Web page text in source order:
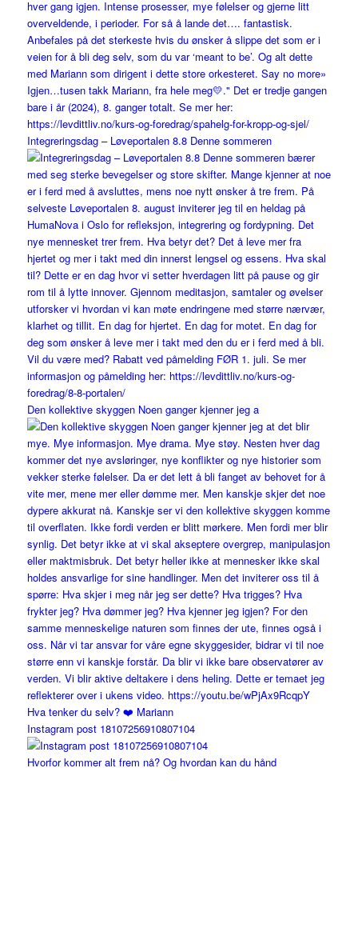
Integreringsdag – Løveportalen 8.8 Denne sommeren
Den kollektive skyggen Noen ganger kjenner jeg a
Instagram post 18107256910807104
Hvorfor kommer alt frem nå? Og hvordan kan du hånd